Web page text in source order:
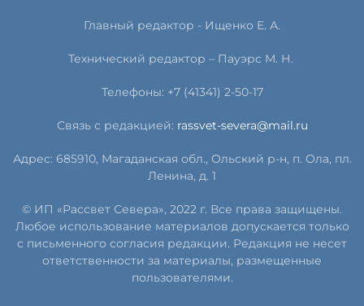
Главный редактор - Ищенко Е. А.
Технический редактор – Пауэрс М. Н.
Телефоны: +7 (41341) 2-50-17
Связь с редакцией: rassvet-severa@mail.ru
Адрес: 685910, Магаданская обл., Ольский р-н, п. Ола, пл.
Ленина, д. 1
© ИП «Рассвет Севера», 2022 г. Все права защищены.
Любое использование материалов допускается только
с письменного согласия редакции. Редакция не несет
ответственности за материалы, размещенные
пользователями.